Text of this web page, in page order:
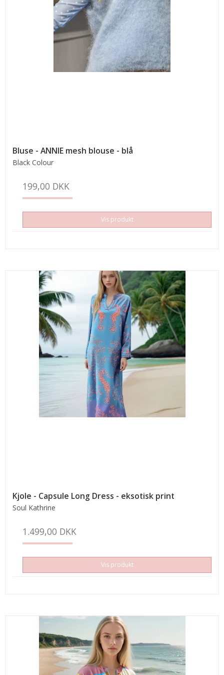
Bluse - ANNIE mesh blouse - blå
Black Colour
199,00 DKK
Vis produkt
Kjole - Capsule Long Dress - eksotisk print
Soul Kathrine
1.499,00 DKK
Vis produkt